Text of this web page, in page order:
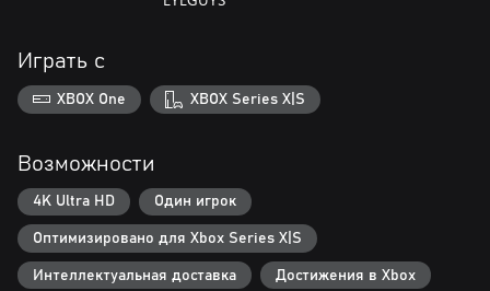
Играть с
XBOX One XBOX Series X|S
Возможности
4K Ultra HD Один игрок
Оптимизировано для Xbox Series X|S
Интеллектуальная доставка Достижения в Xbox